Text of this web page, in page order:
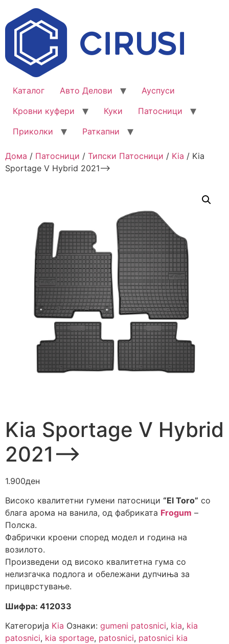
Каталог Авто Делови
Ауспуси
Кровни куфери
Куки
Патосници
Приколки
Раткапни
Дома / Патосници / Типски Патосници / Kia / Kia
Sportage V Hybrid 2021–>
Kia Sportage V Hybrid
2021–>
1.900ден
Високо квалитетни гумени патосници “El Toro” со
блага арома на ванила, од фабриката Frogum –
Полска.
Фабрички кроени според модел и година на
возилото.
Произведени од високо квалитетна гума со
нелизгачка подлога и обележани дупчиња за
прицврстување.
Шифра: 412033
Категорија Kia Ознаки: gumeni patosnici, kia, kia
patosnici, kia sportage, patosnici, patosnici kia